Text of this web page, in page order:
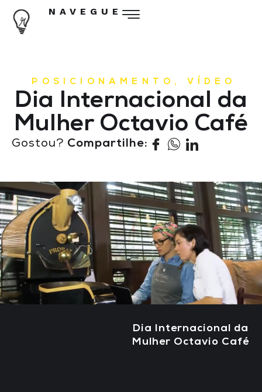
NAVEGUE
POSICIONAMENTO , VÍDEO
Dia Internacional da
Mulher Octavio Café
Gostou? Compartilhe:
Dia Internacional da
Mulher Octavio Café